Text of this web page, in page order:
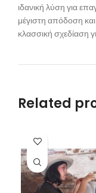
ιδανική λύση για
μέγιστη απόδοση
κλασσική σχεδίαση
Related